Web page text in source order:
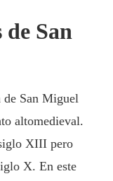
San
de San Miguel
altomedieval.
XIII pero
X. En este